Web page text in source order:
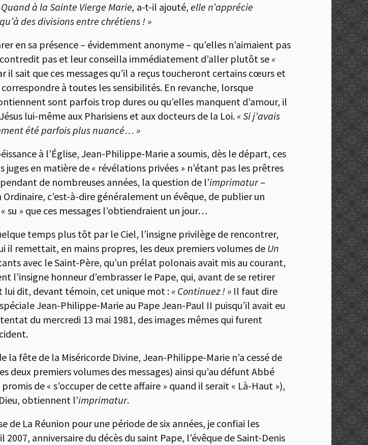
à la Sainte Vierge Marie, a-t-il ajouté, elle n’apprécie
des divisions entre chrétiens ! »
en sa présence – évidemment anonyme – qu’elles n’aimaient pas
pas et leur conseilla immédiatement d’aller plutôt se«
il sait que ces messages qu’il a reçus toucheront certains cœurs et
à toutes les sensibilités. En revanche, lorsque
sont parfois trop dures ou qu’elles manquent d’amour, il
lui-même aux Pharisiens et aux docteurs de la Loi.« Si j’avais
été parfois plus nuancé… »
à l’Église, Jean-Philippe-Marie a soumis, dès le départ, ces
juges en matière de « révélations privées » n’étant pas les prêtres
de nombreuses années, la question de l’imprimatur–
c’est-à-dire généralement un évêque, de publier un
su » que ces messages l’obtiendraient un jour…
temps plus tôt par le Ciel, l’insigne privilège de rencontrer,
il remettait, en mains propres, les deux premiers volumes deUn
avec le Saint-Père, qu’un prélat polonais avait mis au courant,
l’insigne honneur d’embrasser le Pape, qui, avant de se retirer
lui dit, devant témoin, cet unique mot :« Continuez ! » Il faut dire
Jean-Philippe-Marie au Pape Jean-Paul II puisqu’il avait eu
du mercredi 13 mai 1981, des images mêmes qui furent
la fête de la Miséricorde Divine, Jean-Philippe-Marie n’a cessé de
premiers volumes des messages) ainsi qu’au défunt Abbé
de « s’occuper de cette affaire » quand il serait « Là-Haut »),
obtiennent l’imprimatur.
de La Réunion pour une période de six années, je confiai les
anniversaire du décès du saint Pape, l’évêque de Saint-Denis